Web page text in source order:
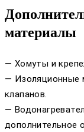
материалы
— Хомуты и
— Изоляционные
клапанов.
—
дополнительное